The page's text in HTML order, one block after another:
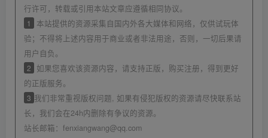
行许可，转载或引用本站文章应遵循相同协议。
1
本站提供的资源采集自国内外各大媒体和网络，仅供试玩体
验；不得将上述内容用于商业或者非法用途，否则，一切后果请
用户自负。
2
如果您喜欢该资源内容，请支持正版，购买注册，得到更好
的正版服务。
3 我们非常重视版权问题, 如果有侵犯版权的资源请尽快联系站
长，我们会在24h内删除有争议的资源。
站长邮箱： fenxiangwang@qq.com